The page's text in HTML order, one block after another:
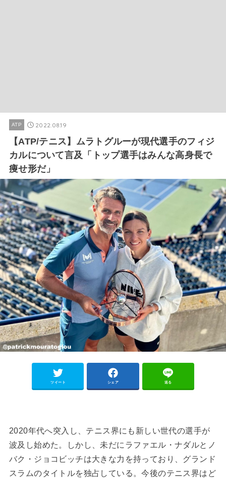
ATP 2022.08.19
【ATP/テニス】ムラトグルーが現代選手のフィジ
カルについて言及「トップ選手はみんな高身長で
痩せ形だ」
ツイート シェア 送る
2020年代へ突入し、テニス界にも新しい世代の選手が
波及し始めた。しかし、未だにラファエル・ナダルとノ
バク・ジョコビッチは大きな力を持っており、グランド
スラムのタイトルを独占している。今後のテニス界はど